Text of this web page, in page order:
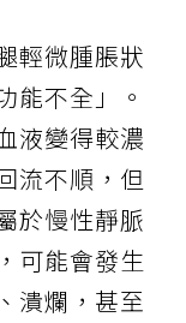
輕微腫脹狀
能不全」。
液變得較濃
流不順，但
於慢性靜脈
可能會發生
潰爛，甚至